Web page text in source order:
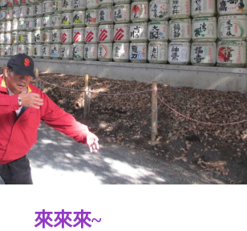
來來來~